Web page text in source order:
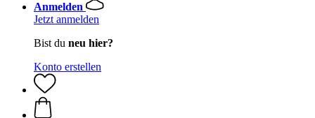
Anmelden
Jetzt anmelden
Bist du neu hier?
Konto erstellen